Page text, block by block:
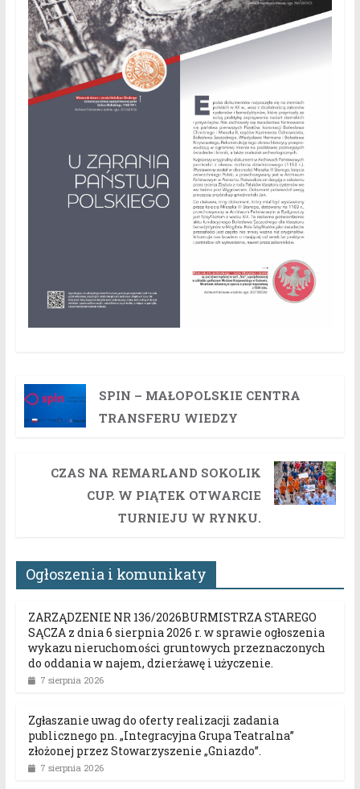
SPIN – MAŁOPOLSKIE CENTRA
TRANSFERU WIEDZY
CZAS NA REMARLAND SOKOLIK
CUP. W PIĄTEK OTWARCIE
TURNIEJU W RYNKU.
Ogłoszenia i komunikaty
ZARZĄDZENIE NR 136/2026BURMISTRZA STAREGO
SĄCZA z dnia 6 sierpnia 2026 r. w sprawie ogłoszenia
wykazu nieruchomości gruntowych przeznaczonych
do oddania w najem, dzierżawę i użyczenie.
7 sierpnia 2026
Zgłaszanie uwag do oferty realizacji zadania
publicznego pn. „Integracyjna Grupa Teatralna”
złożonej przez Stowarzyszenie „Gniazdo”.
7 sierpnia 2026